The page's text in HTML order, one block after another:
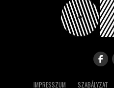
IMPRESSZUM SZABÁLYZAT